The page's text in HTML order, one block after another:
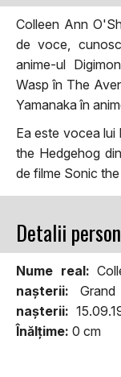
Colleen Ann
de voce,
anime-ul
Wasp în The
Yamanaka în
Ea este vocea lui
the Hedgehog
de filme Sonic
Detalii
Nume real:
naşterii:
naşterii:
Înălţime: 0 cm